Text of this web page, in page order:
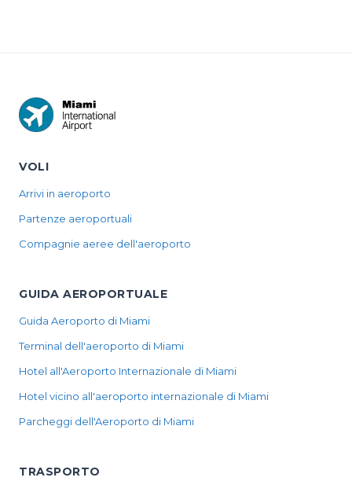
VOLI
Arrivi in aeroporto
Partenze aeroportuali
Compagnie aeree dell'aeroporto
GUIDA AEROPORTUALE
Guida Aeroporto di Miami
Terminal dell'aeroporto di Miami
Hotel all'Aeroporto Internazionale di Miami
Hotel vicino all'aeroporto internazionale di Miami
Parcheggi dell'Aeroporto di Miami
TRASPORTO